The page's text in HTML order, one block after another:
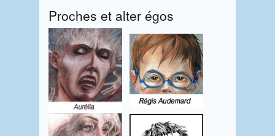
Proches et alter égos